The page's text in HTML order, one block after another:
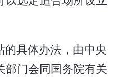
的具体办法，由中央
部门会同国务院有关